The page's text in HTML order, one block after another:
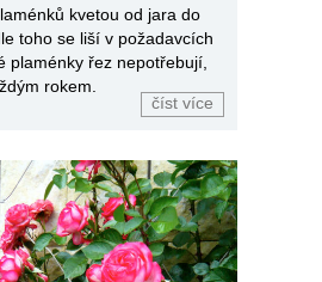
kvetou od jara do
toho se liší v požadavcích
plaménky řez nepotřebují,
rokem.
číst více